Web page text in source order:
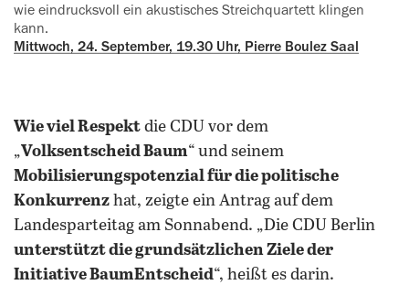
wie eindrucksvoll ein akustisches Streichquartett klingen
kann.
Mittwoch, 24. September, 19.30 Uhr, Pierre Boulez Saal
Wie viel Respekt die CDU vor dem
„Volksentscheid Baum“ und seinem
Mobilisierungspotenzial für die politische
Konkurrenz hat, zeigte ein Antrag auf dem
Landesparteitag am Sonnabend. „Die CDU Berlin
unterstützt die grundsätzlichen Ziele der
Initiative BaumEntscheid“, heißt es darin.